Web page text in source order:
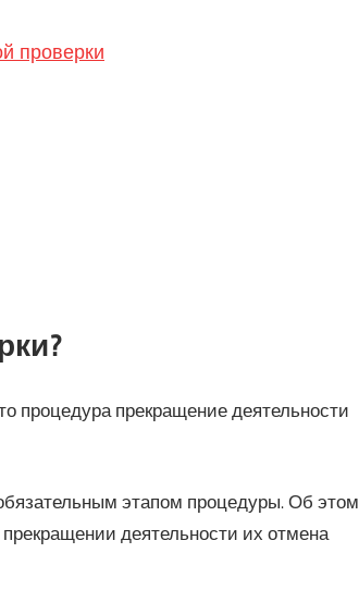
проверки
процедура прекращение деятельности
этапом процедуры. Об этом
деятельности их отмена